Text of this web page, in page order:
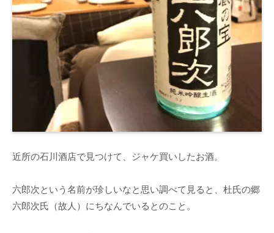
近所の石川酒店で見つけて、ジャケ買いしたお酒。
六郎次という名前が珍しいなと思い調べて見ると、杜氏の郷
六郎次氏（故人）にちなんでいるとのこと。